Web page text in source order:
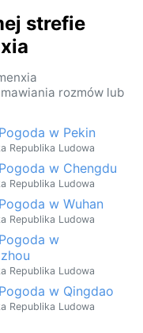
strefie
rozmów lub
w Pekin
Republika Ludowa
w Chengdu
Republika Ludowa
w Wuhan
Republika Ludowa
w
Republika Ludowa
w Qingdao
Republika Ludowa